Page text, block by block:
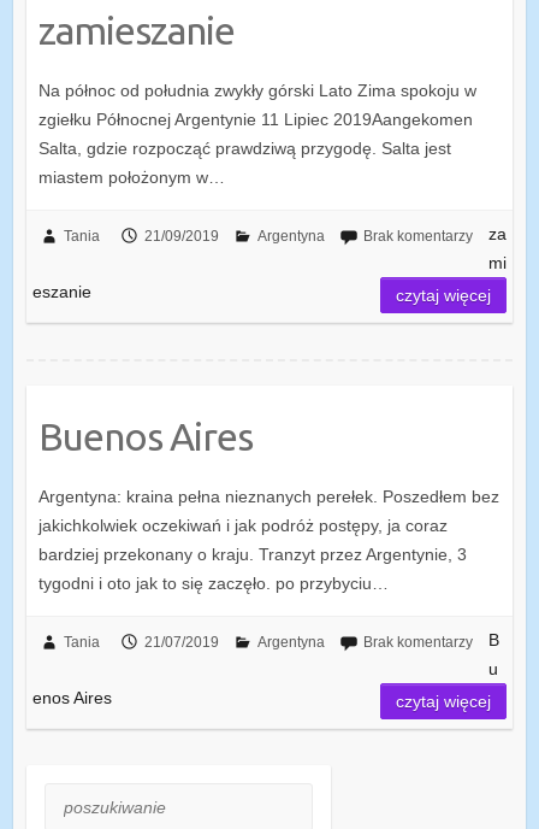
zamieszanie
Na północ od południa zwykły górski Lato Zima spokoju w
zgiełku Północnej Argentynie 11 Lipiec 2019Aangekomen
Salta, gdzie rozpocząć prawdziwą przygodę. Salta jest
miastem położonym w…
Tania 21/09/2019 Argentyna Brak komentarzy
za
mi
eszanie
czytaj więcej
Buenos Aires
Argentyna: kraina pełna nieznanych perełek. Poszedłem bez
jakichkolwiek oczekiwań i jak podróż postępy, ja coraz
bardziej przekonany o kraju. Tranzyt przez Argentynie, 3
tygodni i oto jak to się zaczęło. po przybyciu…
Tania 21/07/2019 Argentyna Brak komentarzy
B
u
enos Aires
czytaj więcej
poszukiwanie